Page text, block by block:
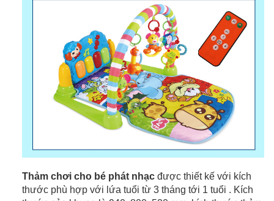
Thảm chơi cho bé phát nhạc được thiết kế với kích
thước phù hợp với lứa tuổi từ 3 tháng tới 1 tuổi . Kích